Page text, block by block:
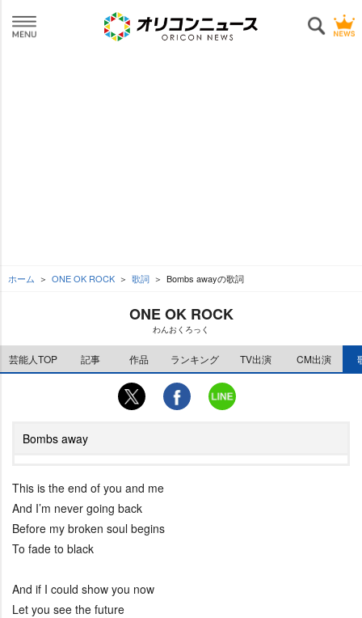
ホーム ONE OK ROCK 歌詞 Bombs awayの歌詞
ONE OK ROCK
わんおくろっく
芸能人TOP 記事 作品 ランキング TV出演 CM出演
Bombs away
This is the end of you and me
And I’m never going back
Before my broken soul begins
To fade to black
And if I could show you now
Let you see the future